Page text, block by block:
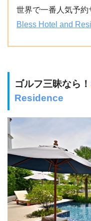
世界で一番人気予約
Bless Hotel and
ゴルフ三昧なら！
Residence